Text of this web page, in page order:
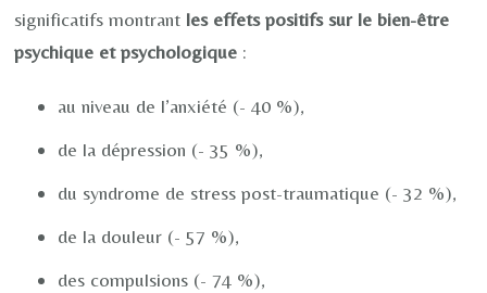
significatifs montrant les effets positifs sur le bien-être
psychique et psychologique :
au niveau de l’anxiété (- 40 %),
de la dépression (- 35 %),
du syndrome de stress post-traumatique (- 32 %),
de la douleur (- 57 %),
des compulsions (- 74 %),